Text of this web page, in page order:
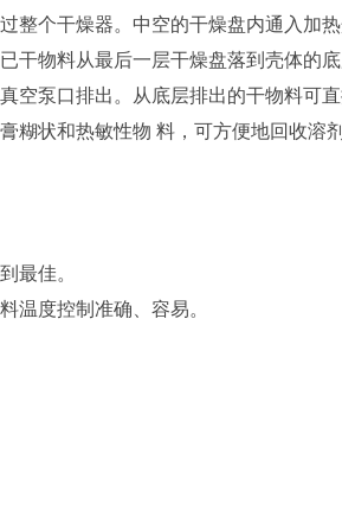
整个干燥器。中空的干燥盘内通入加
物料从最后一层干燥盘落到壳体的
空泵口排出。从底层排出的干物料可
状和热敏性物 料，可方便地回收溶
最佳。
温度控制准确、容易。